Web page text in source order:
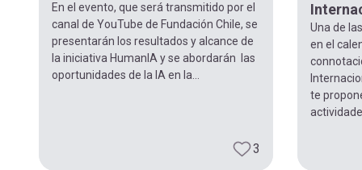
En el evento, que será transmitido por el
canal de YouTube de Fundación Chile, se
presentarán los resultados y alcance de
la iniciativa HumanIA y se abordarán las
oportunidades de la IA en la...
3
Una de
en el
te